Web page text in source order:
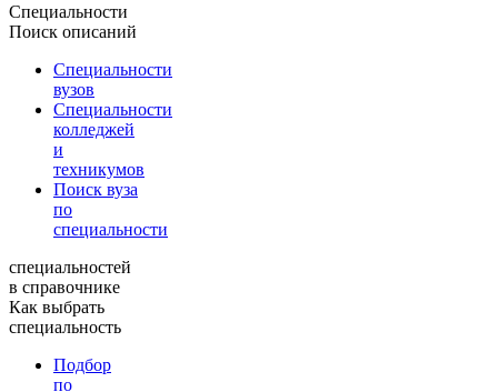
Специальности
Поиск описаний
Специальности
вузов
Специальности
колледжей
и
техникумов
Поиск вуза
по
специальности
специальностей
в справочнике
Как выбрать
специальность
Подбор
по